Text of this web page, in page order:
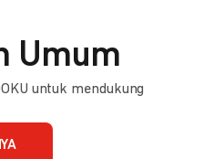
Umum
untuk mendukung